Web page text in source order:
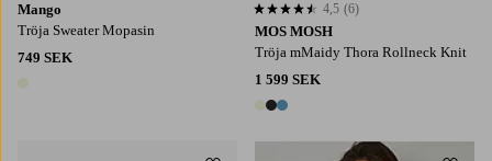
Mango
Tröja Sweater Mopasin
749 SEK
1 färg
MOS MOSH
Tröja mMaidy Thora Rollneck Knit
1 599 SEK
3 färger
4,5 baserat på 6 st betyg
4,5 (6)